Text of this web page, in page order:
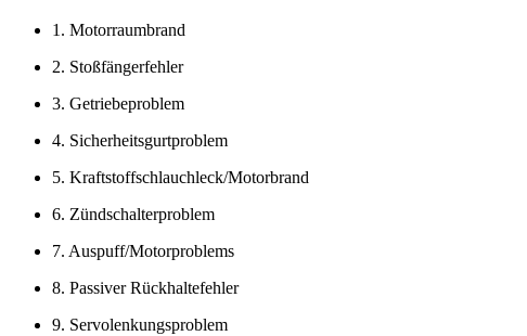
1. Motorraumbrand
2. Stoßfängerfehler
3. Getriebeproblem
4. Sicherheitsgurtproblem
5. Kraftstoffschlauchleck/Motorbrand
6. Zündschalterproblem
7. Auspuff/Motorproblems
8. Passiver Rückhaltefehler
9. Servolenkungsproblem